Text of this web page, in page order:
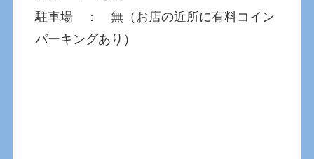
駐車場 ： 無（お店の近所に有料コイン
パーキングあり）